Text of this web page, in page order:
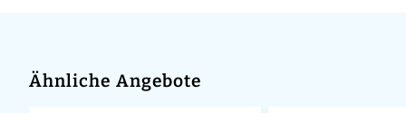
Ähnliche Angebote